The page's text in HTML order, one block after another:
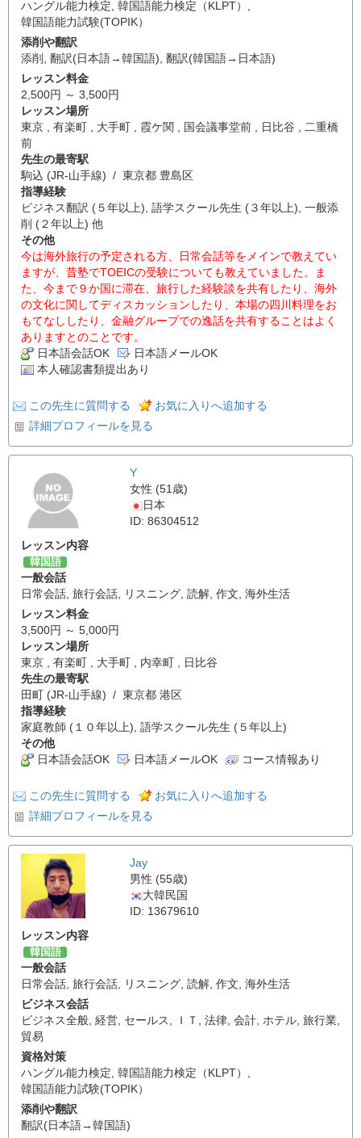
ハングル能力検定 韓国語能力検定（KLPT）
韓国語能力試験(TOPIK）
添削や翻訳
添削
翻訳(日本語→韓国語) 翻訳(韓国語→日本語)
レッスン料金
2,500円 ～ 3,500円
レッスン場所
東京 , 有楽町 , 大手町 , 霞ケ関 , 国会議事堂前 , 日比谷 , 二重橋
前
先生の最寄駅
駒込 (JR-山手線) / 東京都 豊島区
指導経験
ビジネス翻訳 (５年以上), 語学スクール先生 (３年以上), 一般添
削 (２年以上) 他
その他
今は海外旅行の予定される方、日常会話等をメインで教えてい
ますが、昔塾でTOEICの受験についても教えていました。ま
た、今まで９か国に滞在、旅行した経験談を共有したり、海外
の文化に関してディスカッションしたり、本場の四川料理をお
もてなししたり、金融グループでの逸話を共有することはよく
ありますとのことです。
日本語会話OK
日本語メールOK
本人確認書類提出あり
この先生に質問する
お気に入りへ追加する
詳細プロフィールを見る
Y
女性 (51歳)
日本
ID: 86304512
レッスン内容
韓国語
一般会話
日常会話 旅行会話 リスニング 読解 作文 海外生活
レッスン料金
3,500円 ～ 5,000円
レッスン場所
東京 , 有楽町 , 大手町 , 内幸町 , 日比谷
先生の最寄駅
田町 (JR-山手線) / 東京都 港区
指導経験
家庭教師 (１０年以上), 語学スクール先生 (５年以上)
その他
日本語会話OK
日本語メールOK コース情報あり
この先生に質問する
お気に入りへ追加する
詳細プロフィールを見る
Jay
男性 (55歳)
大韓民国
ID: 13679610
レッスン内容
韓国語
一般会話
日常会話, 旅行会話, リスニング, 読解, 作文, 海外生活
ビジネス会話
ビジネス全般, 経営, セールス, ＩＴ , 法律, 会計, ホテル, 旅行業,
貿易
資格対策
ハングル能力検定, 韓国語能力検定（KLPT） ,
韓国語能力試験(TOPIK）
添削や翻訳
翻訳(日本語→韓国語)